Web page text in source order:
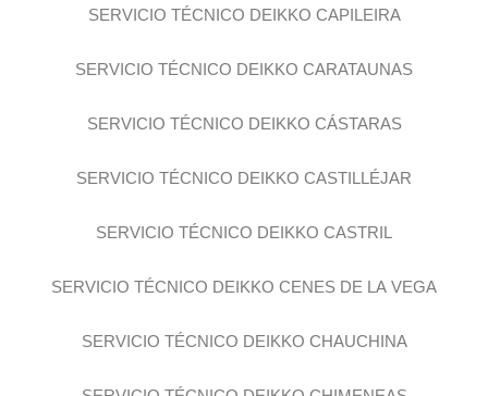
SERVICIO TÉCNICO DEIKKO CAPILEIRA
SERVICIO TÉCNICO DEIKKO CARATAUNAS
SERVICIO TÉCNICO DEIKKO CÁSTARAS
SERVICIO TÉCNICO DEIKKO CASTILLÉJAR
SERVICIO TÉCNICO DEIKKO CASTRIL
SERVICIO TÉCNICO DEIKKO CENES DE LA VEGA
SERVICIO TÉCNICO DEIKKO CHAUCHINA